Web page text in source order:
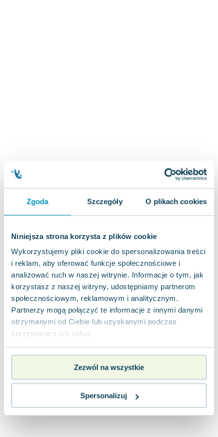
Zgoda Szczegóły O plikach cookies
Niniejsza strona korzysta z plików cookie
Wykorzystujemy pliki cookie do spersonalizowania treści
i reklam, aby oferować funkcje społecznościowe i
analizować ruch w naszej witrynie. Informacje o tym, jak
korzystasz z naszej witryny, udostępniamy partnerom
społecznościowym, reklamowym i analitycznym.
Partnerzy mogą połączyć te informacje z innymi danymi
otrzymanymi od Ciebie lub uzyskanymi podczas
korzystania z ich usług.
Zezwól na wszystkie
Spersonalizuj
Piotr Latocha
Michael Scott
Piotr Semka
Jarosław Iwaszkiewicz
Jan Sztaudynger
Aleksander Puszkin
Oscar Wilde
Małgorzata Ohme
Maddie Ziegler
Leszek Czarnecki
Joanna Racewicz
Maria Seweryn
Janina Zającówna
Anna Prus (oprac.)
Nela Mała Reporterka
Terry Pratchett